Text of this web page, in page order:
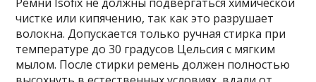
чистке или кипячению, так как это разрушает
волокна. Допускается только ручная стирка при
температуре до 30 градусов Цельсия с мягким
мылом. После стирки ремень должен полностью